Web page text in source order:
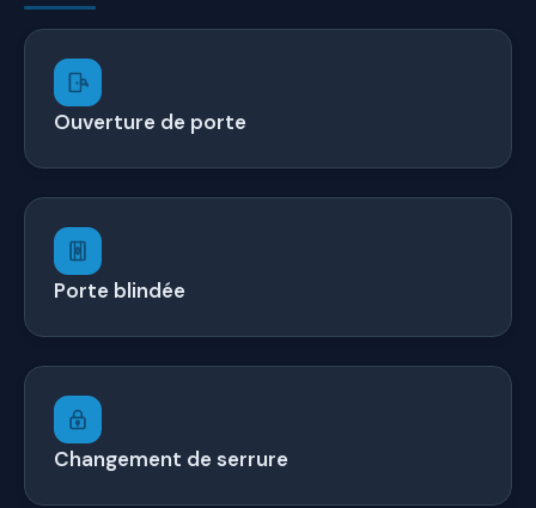
Ouverture de porte
Porte blindée
Changement de serrure